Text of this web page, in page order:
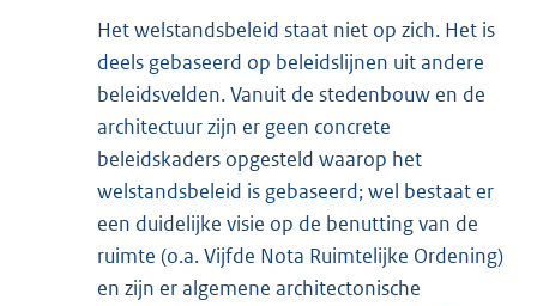
Het welstandsbeleid staat niet op zich. Het is
deels gebaseerd op beleidslijnen uit andere
beleidsvelden. Vanuit de stedenbouw en de
architectuur zijn er geen concrete
beleidskaders opgesteld waarop het
welstandsbeleid is gebaseerd; wel bestaat er
een duidelijke visie op de benutting van de
ruimte (o.a. Vijfde Nota Ruimtelijke Ordening)
en zijn er algemene architectonische